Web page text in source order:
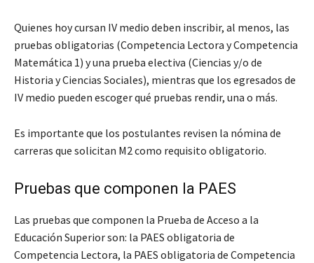
Quienes hoy cursan IV medio deben inscribir, al menos, las
pruebas obligatorias (Competencia Lectora y Competencia
Matemática 1) y una prueba electiva (Ciencias y/o de
Historia y Ciencias Sociales), mientras que los egresados de
IV medio pueden escoger qué pruebas rendir, una o más.
Es importante que los postulantes revisen la nómina de
carreras que solicitan M2 como requisito obligatorio.
Pruebas que componen la PAES
Las pruebas que componen la Prueba de Acceso a la
Educación Superior son: la PAES obligatoria de
Competencia Lectora, la PAES obligatoria de Competencia